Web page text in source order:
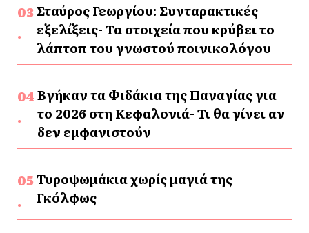
Σταύρος Γεωργίου: Συνταρακτικές
εξελίξεις- Τα στοιχεία που κρύβει το
λάπτοπ του γνωστού ποινικολόγου
Βγήκαν τα Φιδάκια της Παναγίας για
το 2026 στη Κεφαλονιά- Τι θα γίνει αν
δεν εμφανιστούν
Τυροψωμάκια χωρίς μαγιά της
Γκόλφως